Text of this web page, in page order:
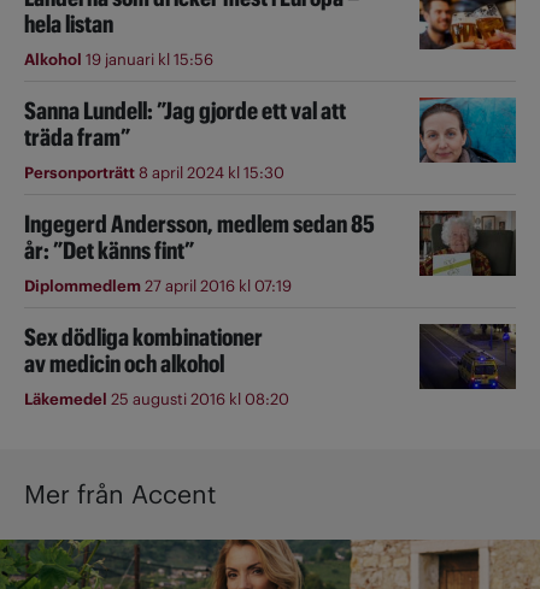
hela listan
Alkohol 19 januari kl 15:56
Sanna Lundell: ”Jag gjorde ett val att
träda fram”
Personporträtt8 april 2024 kl 15:30
Ingegerd Andersson, medlem sedan 85
år: ”Det känns fint”
Diplommedlem27 april 2016 kl 07:19
Sex dödliga kombinationer
av medicin och alkohol
Läkemedel 25 augusti 2016 kl 08:20
Mer från Accent